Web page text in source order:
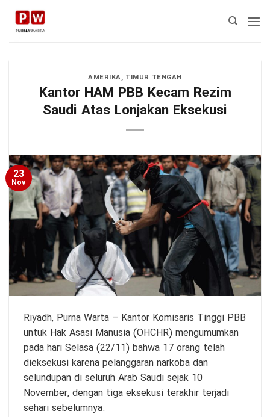
Skip
content
AMERIKA, TIMUR TENGAH
Kantor HAM PBB Kecam Rezim
Saudi Atas Lonjakan Eksekusi
23
Nov
Riyadh, Purna Warta – Kantor Komisaris Tinggi PBB
untuk Hak Asasi Manusia (OHCHR) mengumumkan
pada hari Selasa (22/11) bahwa 17 orang telah
dieksekusi karena pelanggaran narkoba dan
selundupan di seluruh Arab Saudi sejak 10
November, dengan tiga eksekusi terakhir terjadi
sehari sebelumnya.